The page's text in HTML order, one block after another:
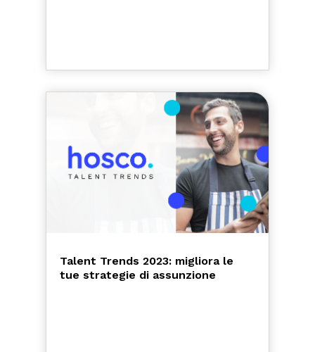
Talent Trends 2023: migliora le
tue strategie di assunzione